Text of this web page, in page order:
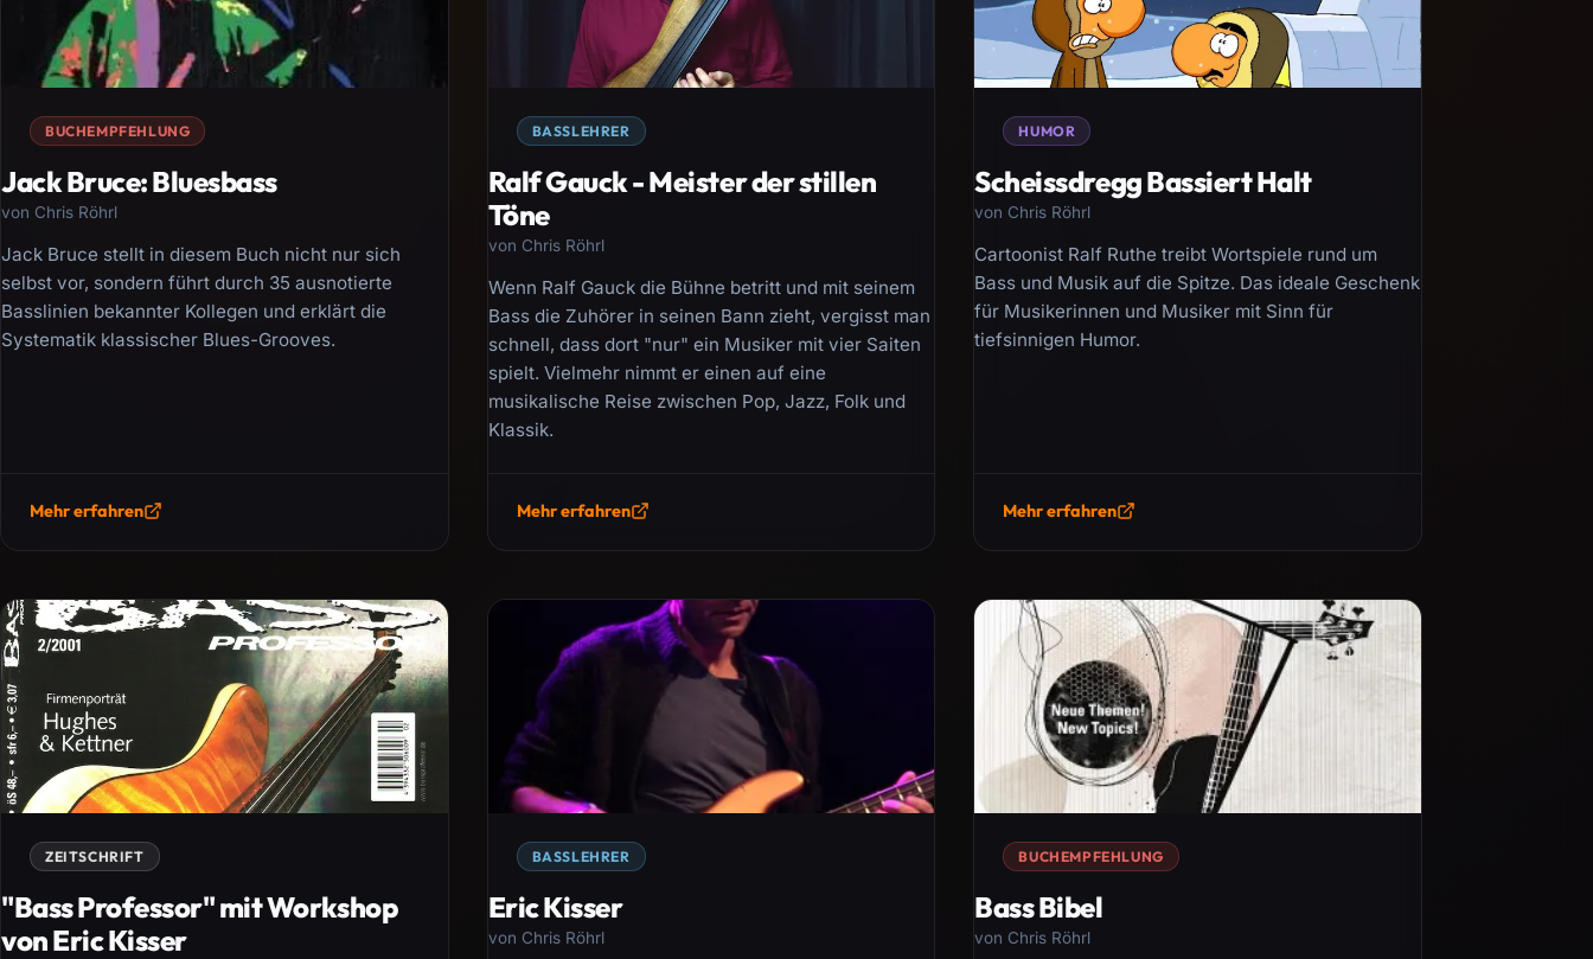
BUCHEMPFEHLUNG
Jack Bruce: Bluesbass
von Chris Röhrl
Jack Bruce stellt in diesem Buch nicht nur sich
selbst vor, sondern führt durch 35 ausnotierte
Basslinien bekannter Kollegen und erklärt die
Systematik klassischer Blues-Grooves.
Mehr erfahren
BASSLEHRER
Ralf Gauck - Meister der stillen
Töne
von Chris Röhrl
Wenn Ralf Gauck die Bühne betritt und mit seinem
Bass die Zuhörer in seinen Bann zieht, vergisst man
schnell, dass dort "nur" ein Musiker mit vier Saiten
spielt. Vielmehr nimmt er einen auf eine
musikalische Reise zwischen Pop, Jazz, Folk und
Klassik.
Mehr erfahren
HUMOR
Scheissdregg Bassiert Halt
von Chris Röhrl
Cartoonist Ralf Ruthe treibt Wortspiele rund um
Bass und Musik auf die Spitze. Das ideale Geschenk
für Musikerinnen und Musiker mit Sinn für
tiefsinnigen Humor.
Mehr erfahren
ZEITSCHRIFT
"Bass Professor" mit Workshop
von Eric Kisser
BASSLEHRER
Eric Kisser
von Chris Röhrl
BUCHEMPFEHLUNG
Bass Bibel
von Chris Röhrl